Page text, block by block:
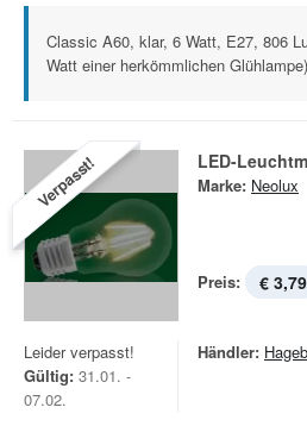
Classic A60, klar, 6 Watt, E27, 806
Watt einer herkömmlichen
Verpasst! LED-
Marke: Neolux
Preis: € 3,79
Leider verpasst!
Gültig: 31.01. -
07.02.
Händler: